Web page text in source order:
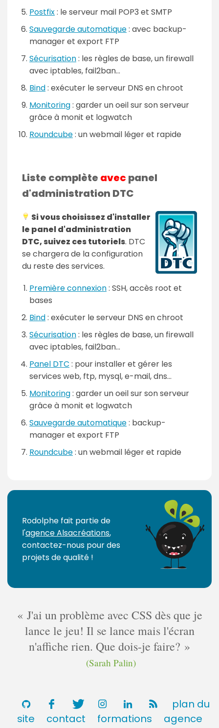
Postfix: le serveur mail POP3 et SMTP
Sauvegarde automatique: avec backup-
manager et export FTP
Sécurisation: les règles de base, un firewall
avec iptables, fail2ban...
Bind: exécuter le serveur DNS en chroot
Monitoring: garder un oeil sur son serveur
grâce à monit et logwatch
Roundcube: un webmail léger et rapide
Liste complète avec panel
d'administration DTC
Si vous choisissez d'installer
le panel d'administration
DTC, suivez ces tutoriels. DTC
se chargera de la configuration
du reste des services.
Première connexion: SSH, accès root et
bases
Bind: exécuter le serveur DNS en chroot
Sécurisation: les règles de base, un firewall
avec iptables, fail2ban...
Panel DTC : pour installer et gérer les
services web, ftp, mysql, e-mail, dns...
Monitoring: garder un oeil sur son serveur
grâce à monit et logwatch
Sauvegarde automatique: backup-
manager et export FTP
Roundcube: un webmail léger et rapide
P
Rodolphe fait partie de
l'agence Alsacréations,
contactez-nous pour des
projets de qualité !
J'ai un problème avec CSS dès que je
lance le jeu! Il se lance mais l'écran
n'affiche rien. Que dois-je faire?
(Sarah Palin)
plan du
site
contact formations
agence